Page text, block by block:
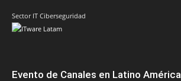
Sector IT Ciberseguridad
Evento de Canales en Latino América